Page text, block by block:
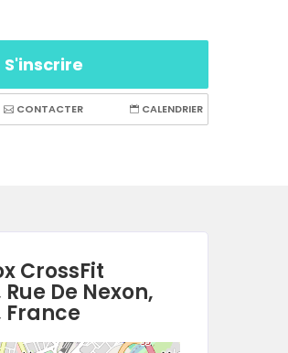
S'inscrire
CONTACTER CALENDRIER
CrossFit
De Nexon,
France